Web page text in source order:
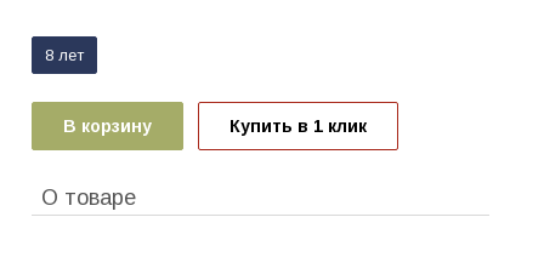
8 лет
В корзину Купить в 1 клик
О товаре